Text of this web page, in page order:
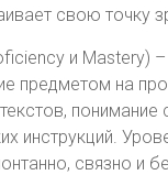
свою точку
и Mastery)
предметом на
инструкций.
связно и